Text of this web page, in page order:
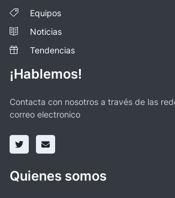
Equipos
Noticias
Tendencias
¡Hablemos!
Contacta con nosotros a través de las
correo electronico
Quienes somos